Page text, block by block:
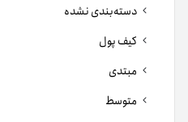
دسته‌بندی نشده
کیف پول
مبتدی
متوسط